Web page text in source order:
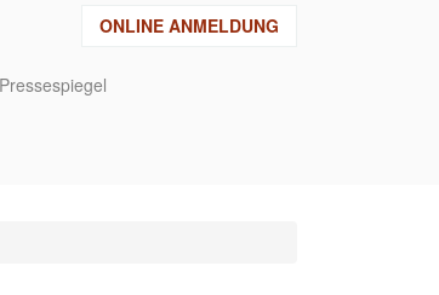
ONLINE ANMELDUNG
Pressespiegel